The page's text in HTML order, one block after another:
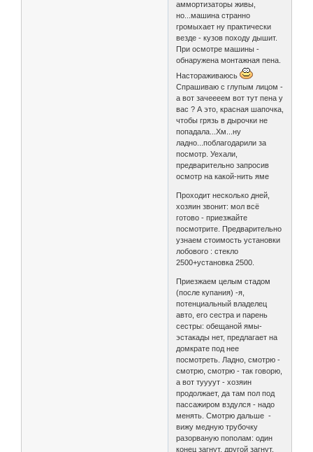
аммортизаторы живы,
но...машина странно
громыхает ну практически
везде - кузов походу дышит.
При осмотре машины -
обнаружена монтажная пена.
Настораживаюсь
Спрашиваю с глупым лицом -
а вот зачеееем вот тут пена у
вас ? А это, красная шапочка,
чтобы грязь в дырочки не
попадала...Хм...ну
ладно...поблагодарили за
посмотр. Уехали,
предварительно запросив
осмотр на какой-нить яме
Проходит несколько дней,
хозяин звонит: мол всё
готово - приезжайте
посмотрите. Предварительно
узнаем стоимость установки
лобового : стекло
2500+установка 2500.
Приезжаем целым стадом
(после купания) -я,
потенциальный владелец
авто, его сестра и парень
сестры: обещаной ямы-
эстакады нет, предлагает на
домкрате под нее
посмотреть. Ладно, смотрю -
смотрю, смотрю - так говорю,
а вот туууут - хозяин
продолжает, да там пол под
пассажиром вздулся - надо
менять. Смотрю дальше -
вижу медную трубочку
разорваную пополам: один
конец загнут, другой загнут,